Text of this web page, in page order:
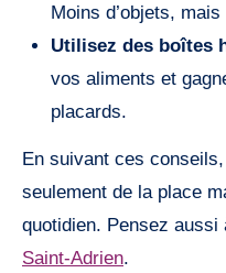
Moins d’objets,
Utilisez des boîtes
vos aliments et
placards.
En suivant ces
seulement de la place
quotidien. Pensez aussi
Saint-Adrien.